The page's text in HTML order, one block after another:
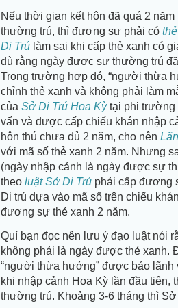
Nếu thời gian kết hôn đã quá 2
thường trú, thì đương sự phải có
Di Trú làm sai khi cấp thẻ xanh có
dù rằng ngày được sự thường trú
Trong trường hợp đó, “người thừa
chỉnh thẻ xanh và không phải làm
của Sở Di Trú Hoa Kỳtại phi trường
vấn và được cấp chiếu khán nhập
hôn thú chưa đủ 2 năm, cho nên
với mã số thẻ xanh 2 năm. Nhưng
(ngày nhập cảnh là ngày được sự
theo luật Sở Di Trú phải cấp đương
Di trú dựa vào mã số trên chiếu
đương sự thẻ xanh 2 năm.
Quí bạn đọc nên lưu ý đạo luật nói
không phải là ngày được thẻ xanh.
“người thừa hưởng” được bảo lãnh
khi nhập cảnh Hoa Kỳ lần đầu tiên,
thường trú. Khoảng 3-6 tháng thì